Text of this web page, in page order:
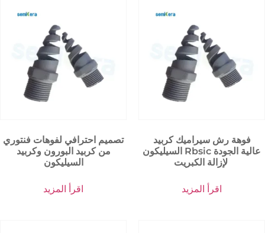
تصميم احترافي لفوهات فنتوري
من كربيد البورون وكربيد
السيليكون
اقرأ المزيد
فوهة رش سيراميك كربيد
السيليكون Rbsic عالية الجودة
لإزالة الكبريت
اقرأ المزيد